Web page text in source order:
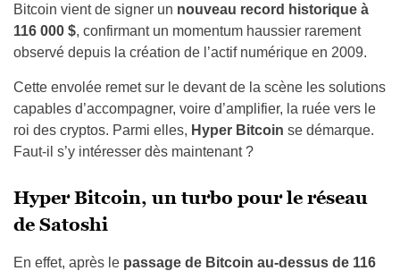
Bitcoin vient de signer un nouveau record historique à
116 000 $, confirmant un momentum haussier rarement
observé depuis la création de l’actif numérique en 2009.
Cette envolée remet sur le devant de la scène les solutions
capables d’accompagner, voire d’amplifier, la ruée vers le
roi des cryptos. Parmi elles, Hyper Bitcoin se démarque.
Faut-il s’y intéresser dès maintenant ?
Hyper Bitcoin, un turbo pour le réseau
de Satoshi
En effet, après le passage de Bitcoin au-dessus de 116